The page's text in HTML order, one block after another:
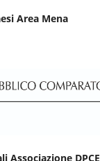
Area Mena
Associazione DPCE